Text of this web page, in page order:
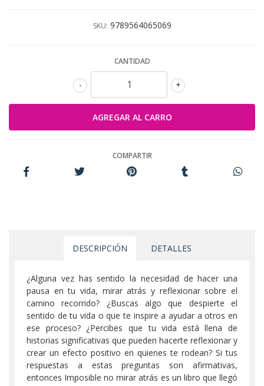
SKU: 9789564065069
CANTIDAD
+
-
COMPARTIR
DESCRIPCIÓN DETALLES
¿Alguna vez has sentido la necesidad de hacer una
pausa en tu vida, mirar atrás y reflexionar sobre el
camino recorrido? ¿Buscas algo que despierte el
sentido de tu vida o que te inspire a ayudar a otros en
ese proceso? ¿Percibes que tu vida está llena de
historias significativas que pueden hacerte reflexionar y
crear un efecto positivo en quienes te rodean? Si tus
respuestas a estas preguntas son afirmativas,
entonces Imposible no mirar atrás es un libro que llegó